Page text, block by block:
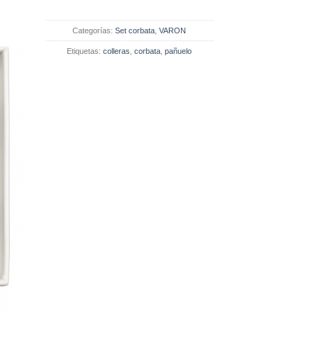
Categorías:Set corbata ,VARON
Etiquetas:colleras ,corbata ,pañuelo